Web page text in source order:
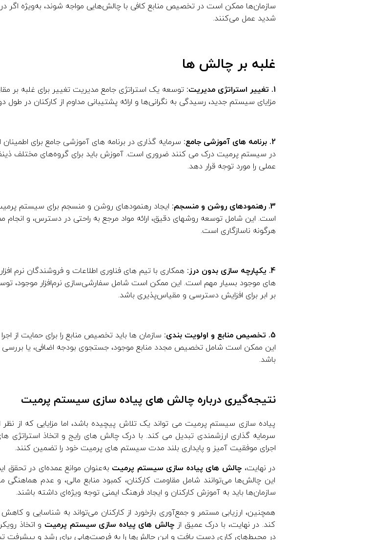
سازمان‌ها ممکن است در تخصیص منابع کافی با چالش‌هایی مواجه شوند، به‌ویژه
شدید عمل می‌کنند.
غلبه بر چالش ها
1. تغییر استراتژی مدیریت:
توسعه یک استراتژی جامع مدیریت تغییر برای غلبه بر
مزایای سیستم جدید، رسیدگی به نگرانی‌ها و ارائه پشتیبانی مداوم از کارکنان در طول
2. برنامه های آموزشی جامع:
سرمایه گذاری در برنامه های آموزشی جامع برای
در سیستم پرمیت درک می کنند ضروری است. آموزش باید برای گروه‌های مختلف
عملی را مورد توجه قرار دهد.
3. رهنمودهای روشن و منسجم:
ایجاد رهنمودهای روشن و منسجم برای سیستم
است. این شامل توسعه روشهای دقیق، ارائه مواد مرجع به راحتی در دسترس، و
هرگونه ناسازگاری است.
4. یکپارچه سازی بدون درز:
همکاری با تیم های فناوری اطلاعات و فروشندگان نرم
های موجود بسیار مهم است. این ممکن است شامل سفارشی‌سازی نرم‌افزار موجود،
بر ابر برای افزایش دسترسی و مقیاس‌پذیری باشد.
5. تخصیص منابع و اولویت بندی:
سازمان ها باید تخصیص منابع را برای حمایت از
این ممکن است شامل تخصیص مجدد منابع موجود، جستجوی بودجه اضافی، یا
باشد.
نتیجه‌گیری درباره چالش های پیاده سازی سیستم پرمیت
پیاده سازی سیستم پرمیت می تواند یک تلاش پیچیده باشد، اما مزایایی که از
سرمایه گذاری ارزشمندی تبدیل می کند. با درک چالش های رایج و اتخاذ استراتژی
اجرای موفقیت آمیز و پایداری بلند مدت سیستم های پرمیت خود را تضمین کنند.
در نهایت، چالش های پیاده سازی سیستم پرمیت به‌عنوان موانع عمده‌ای در تحقق
این چالش‌ها می‌توانند شامل مقاومت کارکنان، کمبود منابع مالی، و عدم هماهنگی
سازمان‌ها باید به آموزش کارکنان و ایجاد فرهنگ ایمنی توجه ویژه‌ای داشته باشند.
همچنین، ارزیابی مستمر و جمع‌آوری بازخورد از کارکنان می‌تواند به شناسایی و کاهش
کند. در نهایت، با درک عمیق از چالش های پیاده سازی سیستم پرمیت و اتخاذ
در محیط‌های کاری دست یافت و این چالش‌ها را به فرصت‌هایی برای رشد و پیشرفت